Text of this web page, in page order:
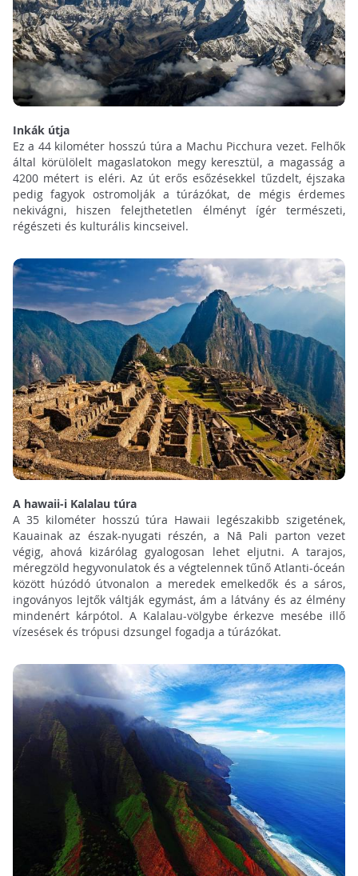
Inkák útja
Ez a 44 kilométer hosszú túra a Machu Picchura vezet. Felhők
által körülölelt magaslatokon megy keresztül, a magasság a
4200 métert is eléri. Az út erős esőzésekkel tűzdelt, éjszaka
pedig fagyok ostromolják a túrázókat, de mégis érdemes
nekivágni, hiszen felejthetetlen élményt ígér természeti,
régészeti és kulturális kincseivel.
A hawaii-i Kalalau túra
A 35 kilométer hosszú túra Hawaii legészakibb szigetének,
Kauainak az észak-nyugati részén, a Nā Pali parton vezet
végig, ahová kizárólag gyalogosan lehet eljutni. A tarajos,
méregzöld hegyvonulatok és a végtelennek tűnő Atlanti-óceán
között húzódó útvonalon a meredek emelkedők és a sáros,
ingoványos lejtők váltják egymást, ám a látvány és az élmény
mindenért kárpótol. A Kalalau-völgybe érkezve mesébe illő
vízesések és trópusi dzsungel fogadja a túrázókat.